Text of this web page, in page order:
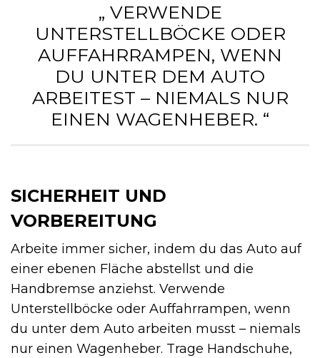
„ VERWENDE
UNTERSTELLBÖCKE ODER
AUFFAHRRAMPEN, WENN
DU UNTER DEM AUTO
ARBEITEST – NIEMALS NUR
EINEN WAGENHEBER. “
SICHERHEIT UND
VORBEREITUNG
Arbeite immer sicher, indem du das Auto auf
einer ebenen Fläche abstellst und die
Handbremse anziehst. Verwende
Unterstellböcke oder Auffahrrampen, wenn
du unter dem Auto arbeiten musst – niemals
nur einen Wagenheber. Trage Handschuhe,